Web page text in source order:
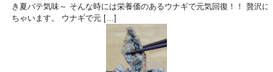
き夏バテ気味～ そんな時には栄養価のあるウナギで元気回復！！ 贅沢
ちゃいます。 ウナギで元 […]